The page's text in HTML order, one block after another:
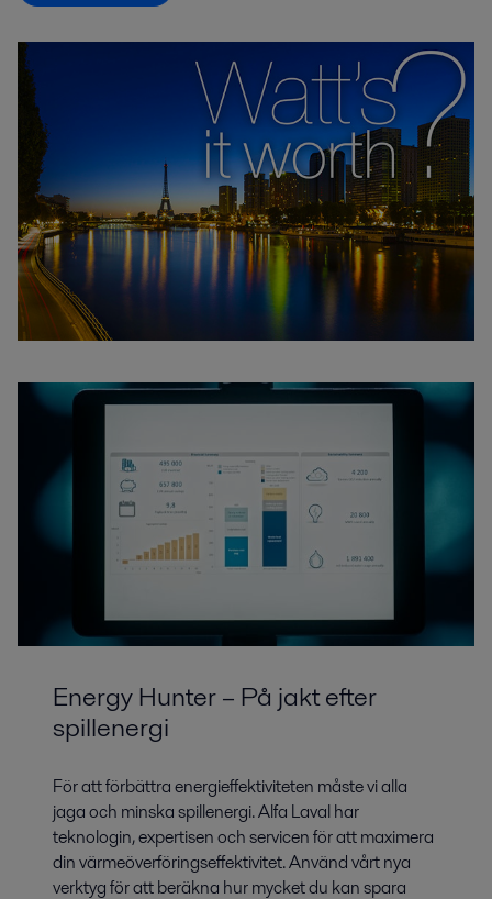
Energy Hunter – På jakt efter
spillenergi
För att förbättra energieffektiviteten måste vi alla
jaga och minska spillenergi. Alfa Laval har
teknologin, expertisen och servicen för att maximera
din värmeöverföringseffektivitet. Använd vårt nya
verktyg för att beräkna hur mycket du kan spara